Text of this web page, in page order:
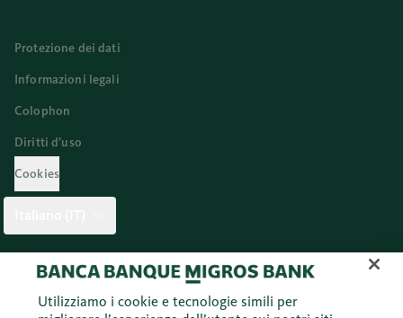
Protezione dei dati
Informazioni legali
Colophon
Diritti d’uso
Cookies
Twitter Facebook Blog Instagram Youtube
Utilizziamo i cookie e tecnologie simili per